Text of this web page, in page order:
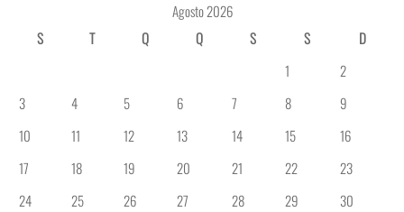
Agosto 2026
S
T Q Q S S
D
1
2
3
4 5 6 7 8
9
10
11 12 13 14 15
16
17
18 19 20 21 22
23
24
25 26 27 28 29
30